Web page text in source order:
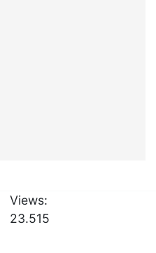
Views:
23.515